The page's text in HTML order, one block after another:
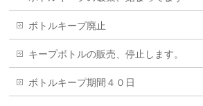
ボトルキープ廃止
キープボトルの販売、停止します。
ボトルキープ期間４０日